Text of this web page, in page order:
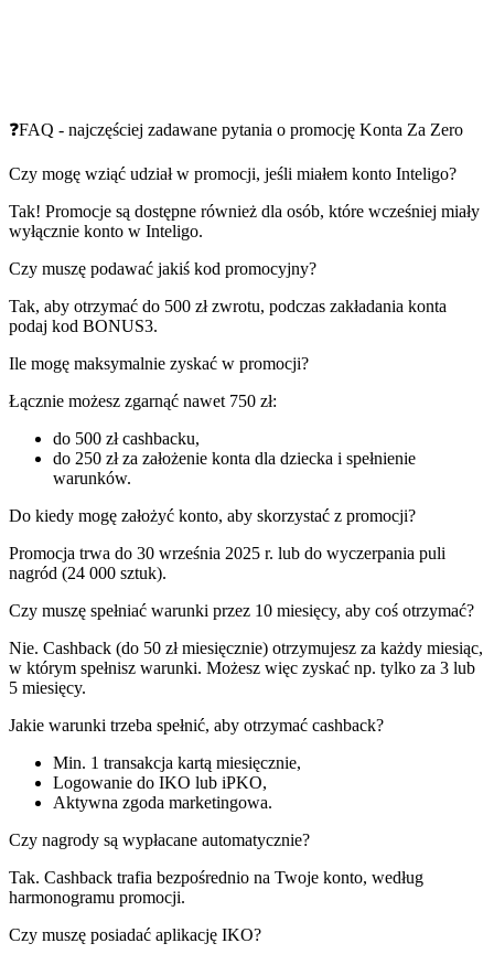
❓FAQ - najczęściej zadawane pytania o promocję Konta Za Zero
Czy mogę wziąć udział w promocji, jeśli miałem konto Inteligo?
Tak! Promocje są dostępne również dla osób, które wcześniej miały
wyłącznie konto w Inteligo.
Czy muszę podawać jakiś kod promocyjny?
Tak, aby otrzymać do 500 zł zwrotu, podczas zakładania konta
podaj kod BONUS3.
Ile mogę maksymalnie zyskać w promocji?
Łącznie możesz zgarnąć nawet 750 zł:
do 500 zł cashbacku,
do 250 zł za założenie konta dla dziecka i spełnienie
warunków.
Do kiedy mogę założyć konto, aby skorzystać z promocji?
Promocja trwa do 30 września 2025 r. lub do wyczerpania puli
nagród (24 000 sztuk).
Czy muszę spełniać warunki przez 10 miesięcy, aby coś otrzymać?
Nie. Cashback (do 50 zł miesięcznie) otrzymujesz za każdy miesiąc,
w którym spełnisz warunki. Możesz więc zyskać np. tylko za 3 lub
5 miesięcy.
Jakie warunki trzeba spełnić, aby otrzymać cashback?
Min. 1 transakcja kartą miesięcznie,
Logowanie do IKO lub iPKO,
Aktywna zgoda marketingowa.
Czy nagrody są wypłacane automatycznie?
Tak. Cashback trafia bezpośrednio na Twoje konto, według
harmonogramu promocji.
Czy muszę posiadać aplikację IKO?